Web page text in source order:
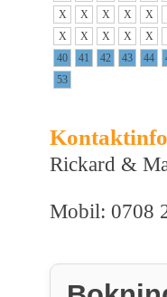
X
X X X X
X
X X X X
40
41 42 43 44
53
Rickard &
Mobil: 0708